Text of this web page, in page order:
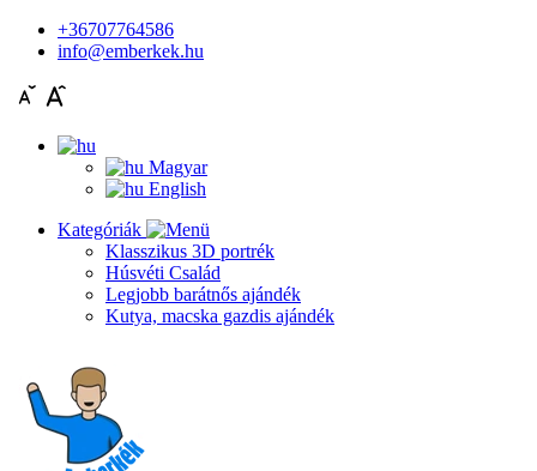
+36707764586
info@emberkek.hu
Magyar
English
Kategóriák
Klasszikus 3D portrék
Húsvéti Család
Legjobb barátnős ajándék
Kutya, macska gazdis ajándék